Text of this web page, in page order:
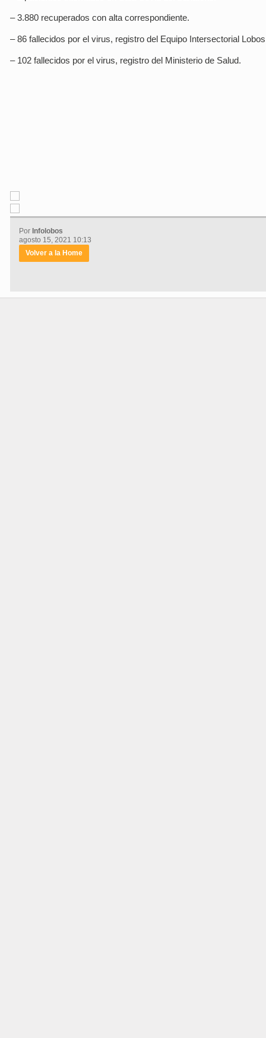
– 3.880 recuperados con alta correspondiente.
– 86 fallecidos por el virus, registro del Equipo Intersectorial
– 102 fallecidos por el virus, registro del Ministerio de Salud.
Por Infolobos
agosto 15, 2021 10:13
Volver a la Home